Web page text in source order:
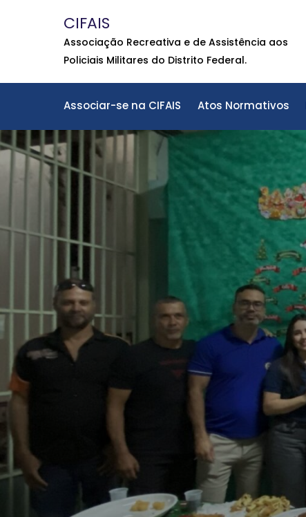
CIFAIS
Associação Recreativa e de Assistência aos
Policiais Militares do Distrito Federal.
Associar-se na CIFAIS Atos Normativos